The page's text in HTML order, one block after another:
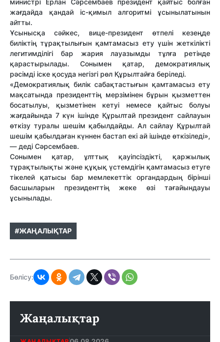
министрі Ерлан Сәрсембаев президент қайтыс болған
жағдайда қандай іс-қимыл алгоритмі ұсынылатынын
айтты.
Ұсынысқа сәйкес, вице-президент өтпелі кезеңде
биліктің тұрақтылығын қамтамасыз ету үшін жеткілікті
легитимділігі бар жария лауазымды тұлға ретінде
қарастырылады. Сонымен қатар, демократиялық
рәсімді іске қосуда негізгі рөл Құрылтайға беріледі.
«Демократиялық билік сабақтастығын қамтамасыз ету
мақсатында президенттің мерзімінен бұрын қызметтен
босатылуы, қызметінен кетуі немесе қайтыс болуы
жағдайында 7 күн ішінде Құрылтай президент сайлауын
өткізу туралы шешім қабылдайды. Ал сайлау Құрылтай
шешім қабылдаған күннен бастап екі ай ішінде өткізіледі»,
— деді Сәрсембаев.
Сонымен қатар, ұлттық қауіпсіздікті, қаржылық
тұрақтылықты және құқық үстемдігін қамтамасыз етуге
тікелей қатысы бар мемлекеттік органдардың бірінші
басшыларын президенттің жеке өзі тағайындауы
ұсынылады.
#ЖАҢАЛЫҚТАР
Бөлісу:
Жаңалықтар